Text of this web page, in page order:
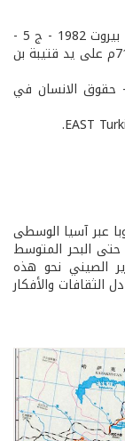
- ابن الأثير - الكامل في التاريخ - مطبعة صادر - بيروت 1982 - ج 5 -
ص 5 «دخل الإسلام الى الإقليم العام 96 ه - 715م على يد قتيبة بن
- لوس انجلز تايمس - 23 تشرين الثاني 2009 - حقوق الانسان في
عبر آسيا الوسطى
حتى البحر المتوسط
الصيني نحو هذه
الثقافات والأفكار